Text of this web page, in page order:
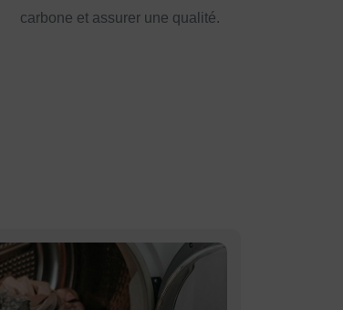
carbone et assurer une qualité.